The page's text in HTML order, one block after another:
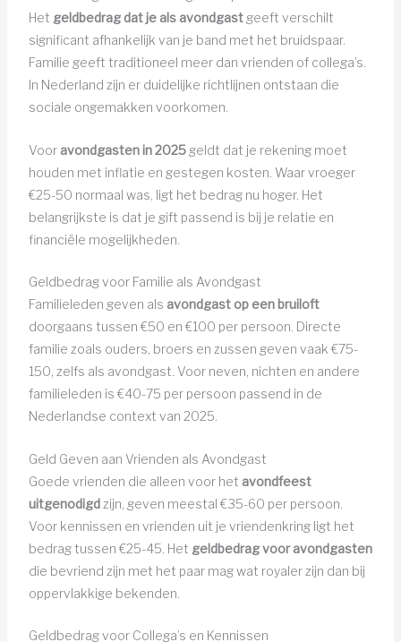
Het geldbedrag dat je als avondgastgeeft verschilt
significant afhankelijk van je band met het bruidspaar.
Familie geeft traditioneel meer dan vrienden of collega’s.
In Nederland zijn er duidelijke richtlijnen ontstaan die
sociale ongemakken voorkomen.
Voor avondgasten in 2025geldt dat je rekening moet
houden met inflatie en gestegen kosten. Waar vroeger
€25-50 normaal was, ligt het bedrag nu hoger. Het
belangrijkste is dat je gift passend is bij je relatie en
financiële mogelijkheden.
Geldbedrag voor Familie als Avondgast
Familieleden geven als avondgast op een bruiloft
doorgaans tussen €50 en €100 per persoon. Directe
familie zoals ouders, broers en zussen geven vaak €75-
150, zelfs als avondgast. Voor neven, nichten en andere
familieleden is €40-75 per persoon passend in de
Nederlandse context van 2025.
Geld Geven aan Vrienden als Avondgast
Goede vrienden die alleen voor het avondfeest
uitgenodigdzijn, geven meestal €35-60 per persoon.
Voor kennissen en vrienden uit je vriendenkring ligt het
bedrag tussen €25-45. Het geldbedrag voor avondgasten
die bevriend zijn met het paar mag wat royaler zijn dan bij
oppervlakkige bekenden.
Geldbedrag voor Collega’s en Kennissen